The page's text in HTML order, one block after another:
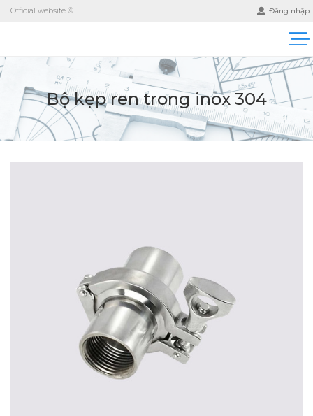
Official website © Đăng nhập
Bộ kẹp ren trong inox 304